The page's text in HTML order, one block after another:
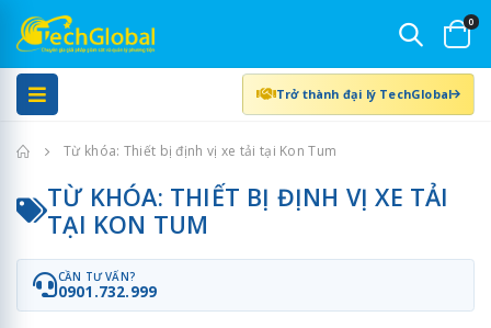
0
Trở thành đại lý TechGlobal
Trang chủTừ khóa: Thiết bị định vị xe tải tại Kon Tum
TỪ KHÓA: THIẾT BỊ ĐỊNH VỊ XE TẢI
TẠI KON TUM
CẦN TƯ VẤN?
0901.732.999